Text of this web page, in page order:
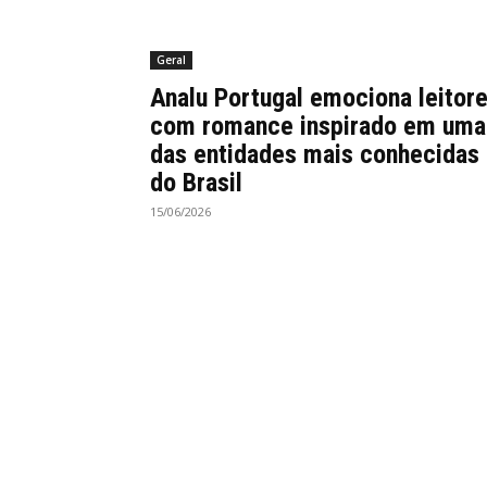
Geral
Analu Portugal emociona
com romance inspirado em uma
das entidades mais conhecidas
do Brasil
15/06/2026